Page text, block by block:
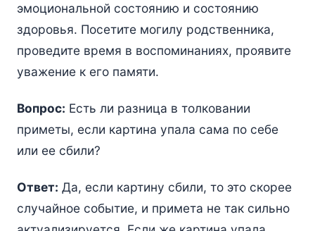
эмоциональной состоянию и состоянию
здоровья. Посетите могилу родственника,
проведите время в воспоминаниях, проявите
уважение к его памяти.
Вопрос: Есть ли разница в толковании
приметы, если картина упала сама по себе
или ее сбили?
Ответ: Да, если картину сбили, то это скорее
случайное событие, и примета не так сильно